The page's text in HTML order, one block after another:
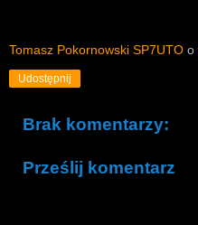
Tomasz Pokornowski SP7UTO o
Udostępnij
Brak komentarzy:
Prześlij komentarz